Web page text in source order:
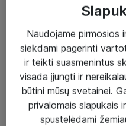
Paslaugos
Sprendimai
Įgyvendinti projektai
Atea ekspertų patarimai
Naudojame pirmosios
siekdami pagerinti
ir teikti suasmenintus
visada įjungti ir
būtini mūsų svetainei.
privalomais slapukais
spustelėdami